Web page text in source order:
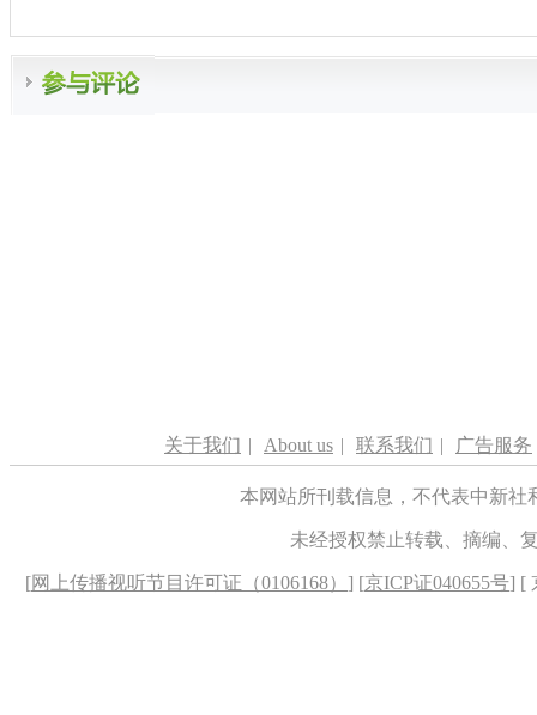
关于我们 | About us | 联系我们 | 广告服务
本网站所刊载信息，不代表中新
未经授权禁止转载、摘编、
[网上传播视听节目许可证（0106168） ] [京ICP证040655号] [